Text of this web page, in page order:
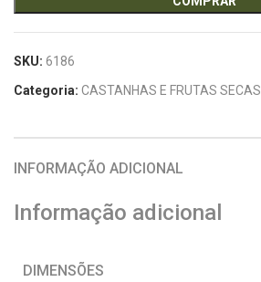
SKU: 6186
Categoria: CASTANHAS E FRUTAS SECAS
INFORMAÇÃO ADICIONAL
Informação adicional
DIMENSÕES